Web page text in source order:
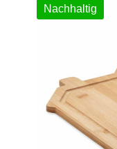
Nachhaltig